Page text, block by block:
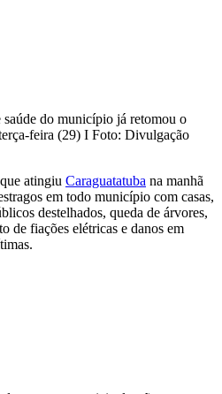
saúde do município já retomou o
feira (29) I Foto: Divulgação
atingiu Caraguatatuba na manhã
em todo município com casas,
destelhados, queda de árvores,
de fiações elétricas e danos em